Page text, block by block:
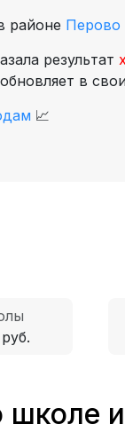
районе Перово
результат
в
📈
и